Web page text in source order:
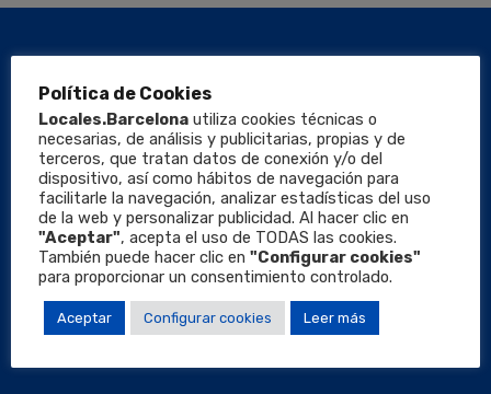
Locales Barcelona
Política de Cookies
Locales.Barcelona utiliza cookies técnicas o
necesarias, de análisis y publicitarias, propias y de
terceros, que tratan datos de conexión y/o del
dispositivo, así como hábitos de navegación para
facilitarle la navegación, analizar estadísticas del uso
de la web y personalizar publicidad. Al hacer clic en
"Aceptar", acepta el uso de TODAS las cookies.
También puede hacer clic en "Configurar cookies"
para proporcionar un consentimiento controlado.
Aceptar Configurar cookies Leer más